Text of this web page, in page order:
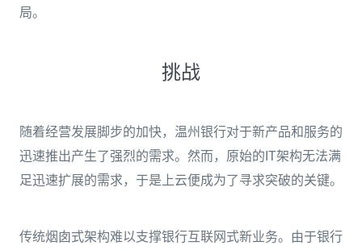
局。
挑战
随着经营发展脚步的加快，温州银行对于新产品和服务的
迅速推出产生了强烈的需求。然而，原始的IT架构无法满
足迅速扩展的需求，于是上云便成为了寻求突破的关键。
传统烟囱式架构难以支撑银行互联网式新业务。由于银行